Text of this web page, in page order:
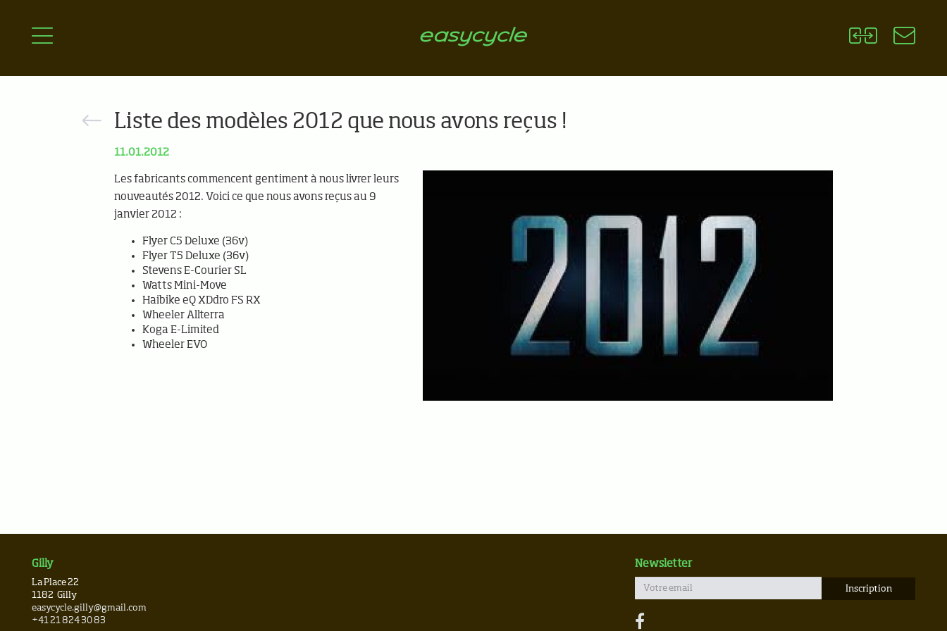
Liste des modèles 2012 que nous avons reçus !
11.01.2012
Les fabricants commencent gentiment à nous livrer leurs
nouveautés 2012. Voici ce que nous avons reçus au 9
janvier 2012 :
Flyer C5 Deluxe (36v)
Flyer T5 Deluxe (36v)
Stevens E-Courier SL
Watts Mini-Move
Haibike eQ XDdro FS RX
Wheeler Allterra
Koga E-Limited
Wheeler EVO
Gilly
La Place 22
1182 Gilly
easycycle.gilly@gmail.com
+41 21 824 30 83
Newsletter